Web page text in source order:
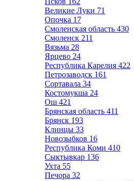
Великие Луки 71
Опочка 17
Смоленская область 430
Смоленск 211
Вязьма 28
Ярцево 24
Республика Карелия 422
Петрозаводск 161
Сортавала 34
Костомукша 24
Ош 421
Брянская область 411
Брянск 193
Клинцы 33
Новозыбков 16
Республика Коми 410
Сыктывкар 136
Ухта 55
Печора 32